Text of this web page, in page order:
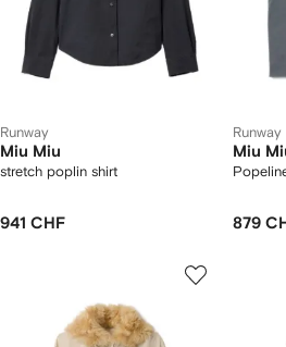
Runway
Miu Miu
stretch poplin shirt
941 CHF
Runway
Miu
879